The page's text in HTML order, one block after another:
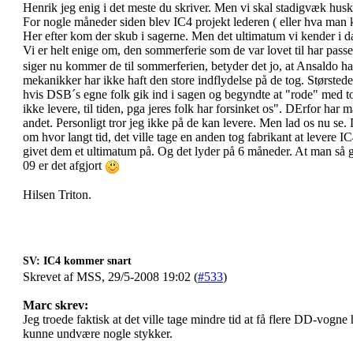
Henrik jeg enig i det meste du skriver. Men vi skal stadigvæk
For nogle måneder siden blev IC4 projekt lederen ( eller hva
Her efter kom der skub i sagerne. Men det ultimatum vi kender i
Vi er helt enige om, den sommerferie som de var lovet til har
siger nu kommer de til sommerferien, betyder det jo, at Ansaldo
mekanikker har ikke haft den store indflydelse på de tog.
hvis DSB´s egne folk gik ind i sagen og begyndte at "rode" med
ikke levere, til tiden, pga jeres folk har forsinket os". DErfor har
andet. Personligt tror jeg ikke på de kan levere. Men lad os nu
om hvor langt tid, det ville tage en anden tog fabrikant at levere
givet dem et ultimatum på. Og det lyder på 6 måneder. At man
09 er det afgjort
Hilsen Triton.
SV: IC4 kommer snart
Skrevet af MSS, 29/5-2008 19:02 (#533)
Marc skrev:
Jeg troede faktisk at det ville tage mindre tid at få flere DD-
kunne undvære nogle stykker.